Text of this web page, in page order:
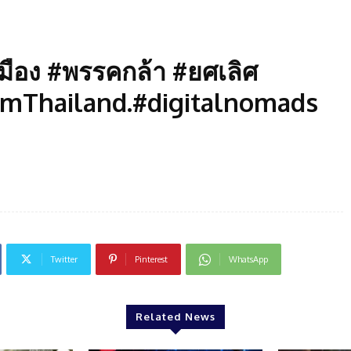
อง #พรรคกล้า #ยศเลิศ
Twitter Pinterest WhatsApp
Related News